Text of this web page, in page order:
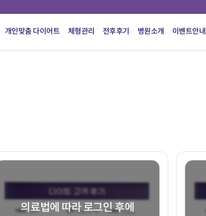
개인맞춤 다이어트 체형관리 전후후기 병원소개 이벤트안내
의료법에 따라 로그인 후에